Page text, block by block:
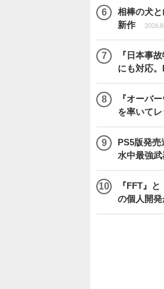
相棒の犬
新作
『日本事
にも対応
『オーバ
を率いて
PS5版発売
水中最強
『FFT』
の個人開